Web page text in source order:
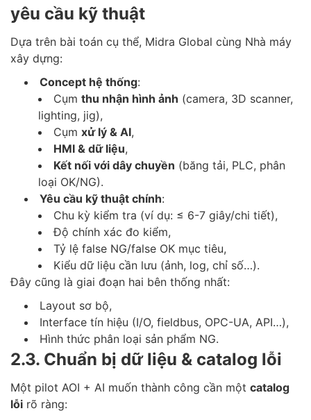
yêu cầu kỹ thuật
Dựa trên bài toán cụ thể, Midra Global cùng Nhà máy
xây dựng:
Concept hệ thống:
Cụm thu nhận hình ảnh (camera, 3D scanner,
lighting, jig),
Cụm xử lý & AI,
HMI & dữ liệu,
Kết nối với dây chuyền (băng tải, PLC, phân
loại OK/NG).
Yêu cầu kỹ thuật chính:
Chu kỳ kiểm tra (ví dụ: ≤ 6-7 giây/chi tiết),
Độ chính xác đo kiểm,
Tỷ lệ false NG/false OK mục tiêu,
Kiểu dữ liệu cần lưu (ảnh, log, chỉ số…).
Đây cũng là giai đoạn hai bên thống nhất:
Layout sơ bộ,
Interface tín hiệu (I/O, fieldbus, OPC-UA, API…),
Hình thức phân loại sản phẩm NG.
2.3. Chuẩn bị dữ liệu & catalog lỗi
Một pilot AOI + AI muốn thành công cần một catalog
lỗi rõ ràng: